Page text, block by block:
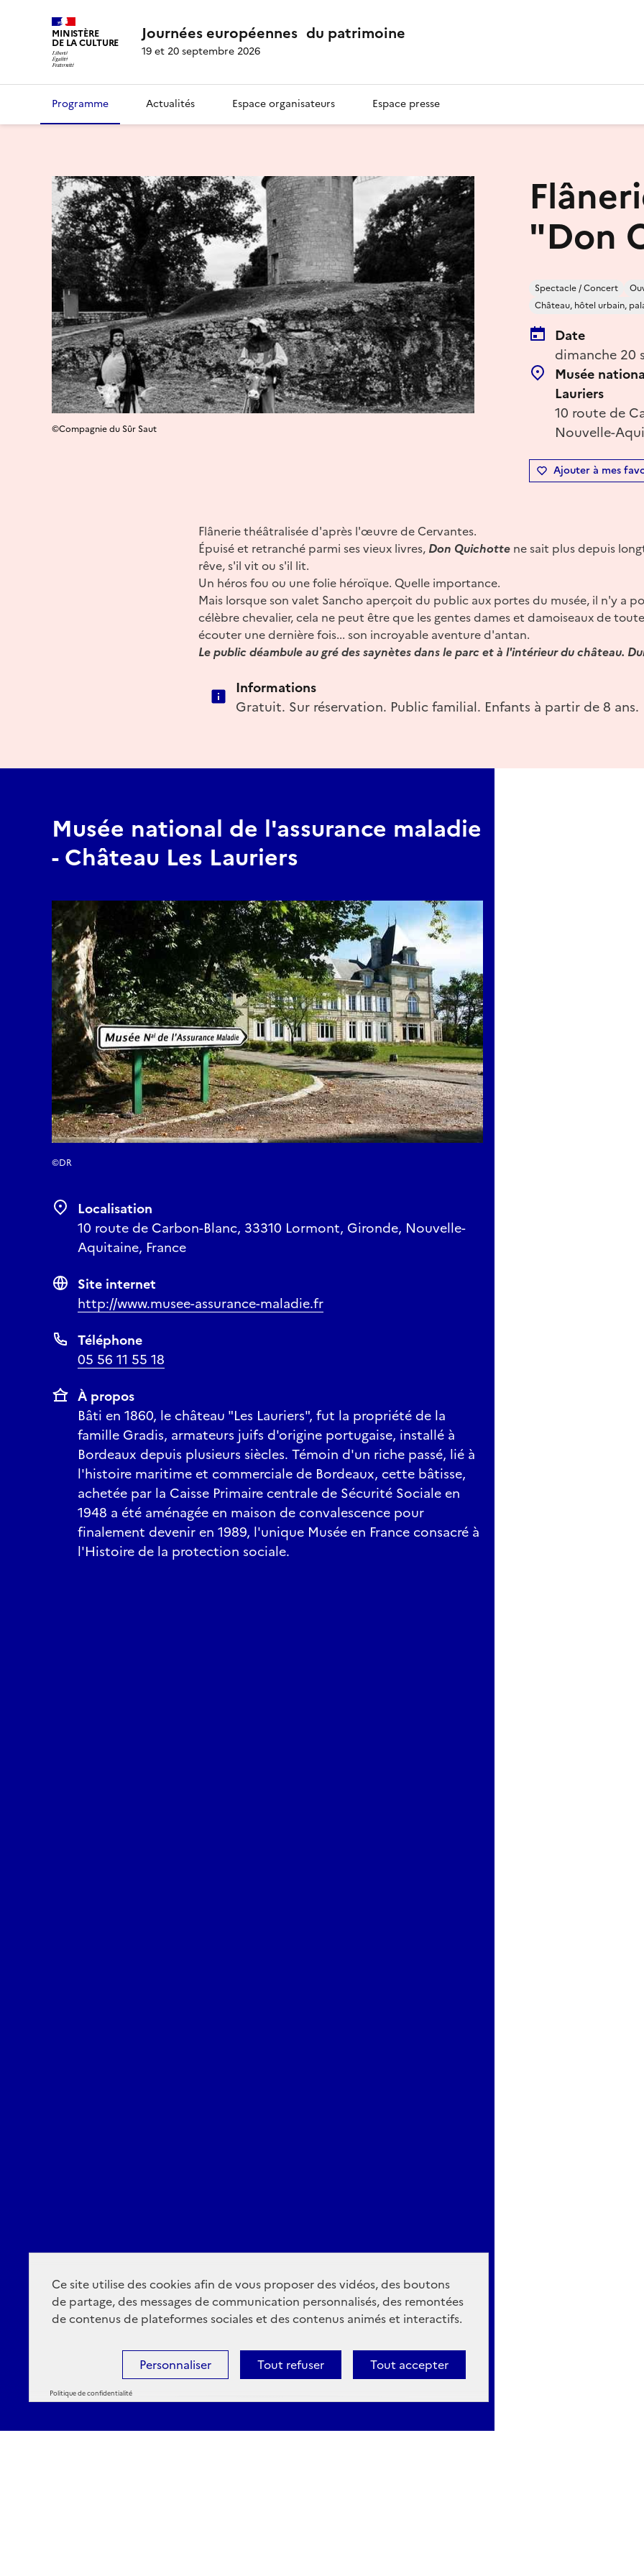
Ce site utilise des cookies afin de vous proposer des vidéos, des boutons
de partage, des messages de communication personnalisés, des remontées
de contenus de plateformes sociales et des contenus animés et interactifs.
Tout accepter
Tout refuser
Personnaliser
Politique de confidentialité
MINISTÈRE
DE LA CULTURE Journées européennes du patrimoine
19 et 20 septembre 2026
Programme Actualités Espace organisateurs Espace presse
"Don
Spectacle / Concert
Château, hôtel urbain,
Date
dimanche 20
Musée
Lauriers
10 route de
Nouvelle-
Ajouter à mes
©Compagnie du Sûr Saut
Flânerie théâtralisée d'après l'œuvre de Cervantes.
Épuisé et retranché parmi ses vieux livres, Don Quichotte ne sait plus depuis
rêve, s'il vit ou s'il lit.
Un héros fou ou une folie héroïque. Quelle importance.
Mais lorsque son valet Sancho aperçoit du public aux portes du musée, il n'y a
célèbre chevalier, cela ne peut être que les gentes dames et damoiseaux de
écouter une dernière fois... son incroyable aventure d'antan.
Le public déambule au gré des saynètes dans le parc et à l'intérieur du château.
Informations
Gratuit. Sur réservation. Public familial. Enfants à partir de 8 ans.
Musée national de l'assurance maladie
- Château Les Lauriers
©DR
Localisation
10 route de Carbon-Blanc, 33310 Lormont, Gironde, Nouvelle-
Aquitaine, France
Site internet
http://www.musee-assurance-maladie.fr
Téléphone
05 56 11 55 18
À propos
Bâti en 1860, le château "Les Lauriers", fut la propriété de la
famille Gradis, armateurs juifs d'origine portugaise, installé à
Bordeaux depuis plusieurs siècles. Témoin d'un riche passé, lié à
l'histoire maritime et commerciale de Bordeaux, cette bâtisse,
achetée par la Caisse Primaire centrale de Sécurité Sociale en
1948 a été aménagée en maison de convalescence pour
finalement devenir en 1989, l'unique Musée en France consacré à
l'Histoire de la protection sociale.